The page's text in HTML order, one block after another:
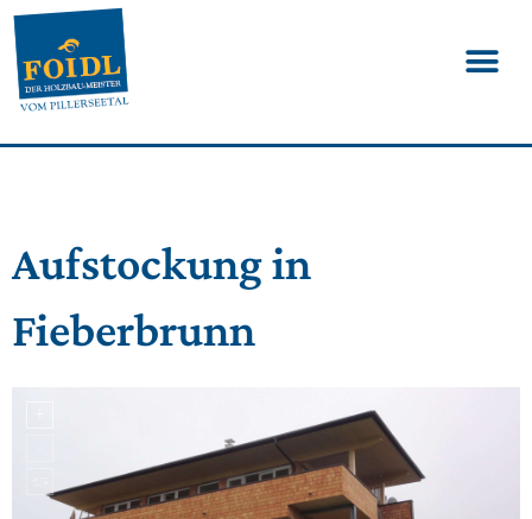
Aufstockung in
Fieberbrunn